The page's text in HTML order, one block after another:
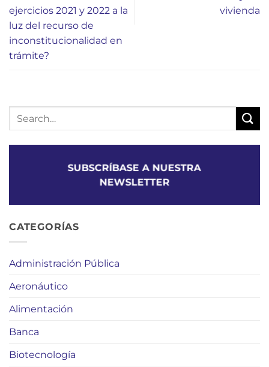
ejercicios 2021 y 2022 a la
luz del recurso de
inconstitucionalidad en
trámite?
vivienda
SUBSCRÍBASE A NUESTRA
NEWSLETTER
CATEGORÍAS
Administración Pública
Aeronáutico
Alimentación
Banca
Biotecnología